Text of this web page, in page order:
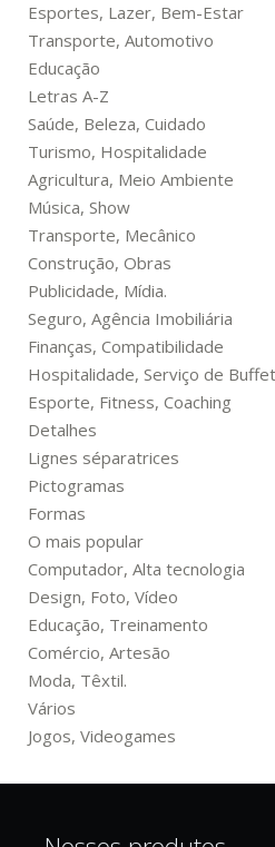
Esportes, Lazer, Bem-Estar
Transporte, Automotivo
Educação
Letras A-Z
Saúde, Beleza, Cuidado
Turismo, Hospitalidade
Agricultura, Meio Ambiente
Música, Show
Transporte, Mecânico
Construção, Obras
Publicidade, Mídia.
Seguro, Agência Imobiliária
Finanças, Compatibilidade
Hospitalidade, Serviço de Buffet
Esporte, Fitness, Coaching
Detalhes
Lignes séparatrices
Pictogramas
Formas
O mais popular
Computador, Alta tecnologia
Design, Foto, Vídeo
Educação, Treinamento
Comércio, Artesão
Moda, Têxtil.
Vários
Jogos, Videogames